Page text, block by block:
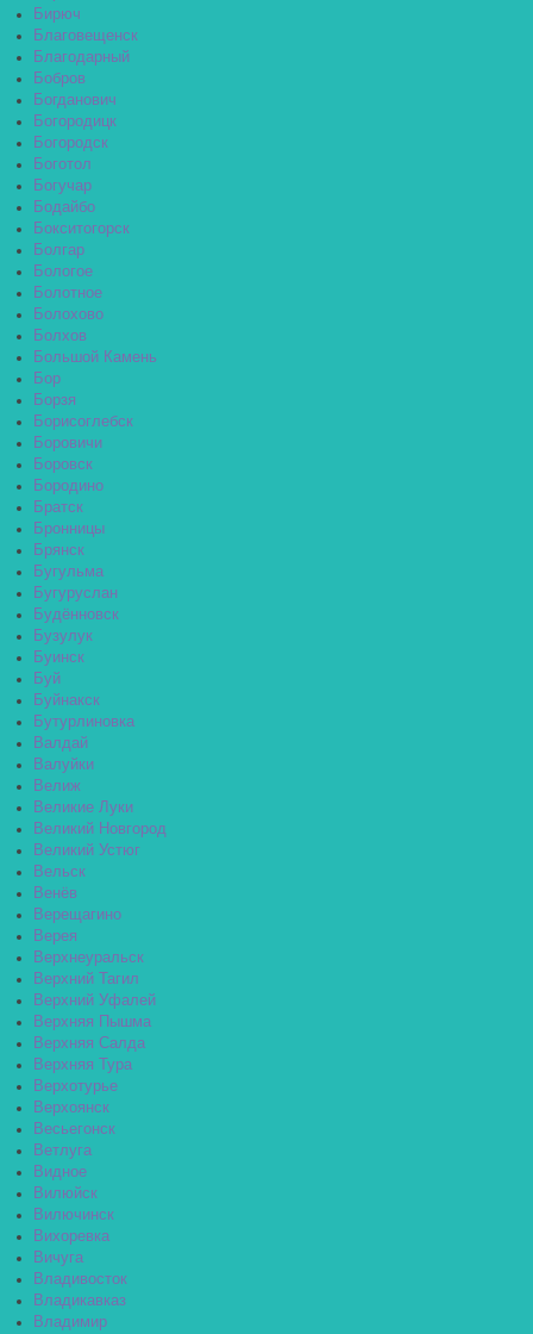
Бирюч
Благовещенск
Благодарный
Бобров
Богданович
Богородицк
Богородск
Боготол
Богучар
Бодайбо
Бокситогорск
Болгар
Бологое
Болотное
Болохово
Болхов
Большой Камень
Бор
Борзя
Борисоглебск
Боровичи
Боровск
Бородино
Братск
Бронницы
Брянск
Бугульма
Бугуруслан
Будённовск
Бузулук
Буинск
Буй
Буйнакск
Бутурлиновка
Валдай
Валуйки
Велиж
Великие Луки
Великий Новгород
Великий Устюг
Вельск
Венёв
Верещагино
Верея
Верхнеуральск
Верхний Тагил
Верхний Уфалей
Верхняя Пышма
Верхняя Салда
Верхняя Тура
Верхотурье
Верхоянск
Весьегонск
Ветлуга
Видное
Вилюйск
Вилючинск
Вихоревка
Вичуга
Владивосток
Владикавказ
Владимир